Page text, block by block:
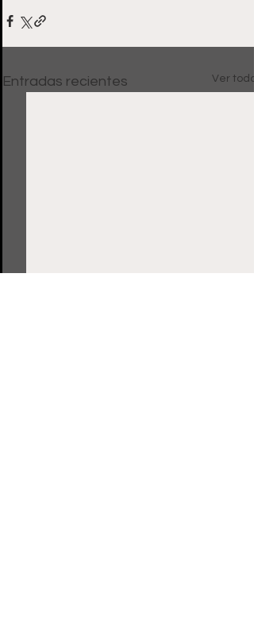
Entradas recientes Ver todo